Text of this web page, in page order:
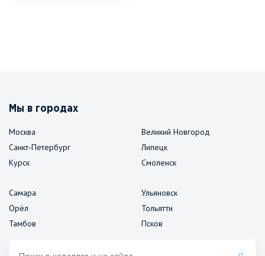
Мы в городах
Москва
Санкт-Петербург
Курск
Великий Новгород
Липецк
Смоленск
Самара
Орёл
Тамбов
Ульяновск
Тольятти
Псков